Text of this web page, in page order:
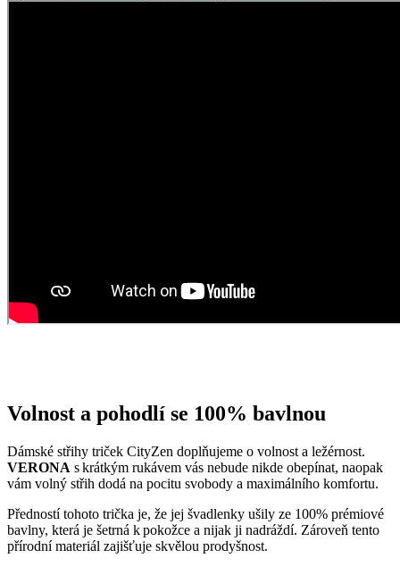
Volnost a pohodlí se 100% bavlnou
Dámské střihy triček CityZen doplňujeme o volnost a ležérnost.
VERONA s krátkým rukávem vás nebude nikde obepínat, naopak
vám volný střih dodá na pocitu svobody a maximálního komfortu.
Předností tohoto trička je, že jej švadlenky ušily ze 100% prémiové
bavlny, která je šetrná k pokožce a nijak ji nadráždí. Zároveň tento
přírodní materiál zajišťuje skvělou prodyšnost.